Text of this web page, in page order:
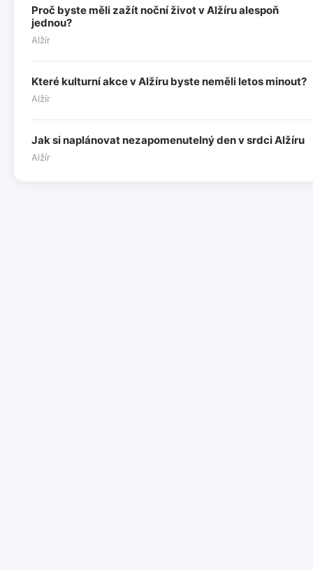
Proč byste měli zažít noční život v Alžíru alespoň
jednou?
Alžír
Které kulturní akce v Alžíru byste neměli letos minout?
Alžír
Jak si naplánovat nezapomenutelný den v srdci Alžíru
Alžír